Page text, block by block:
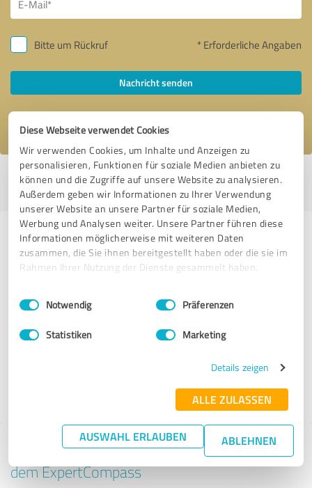
Diese Webseite verwendet Cookies
Wir verwenden Cookies, um Inhalte und Anzeigen zu
personalisieren, Funktionen für soziale Medien anbieten zu
können und die Zugriffe auf unsere Website zu analysieren.
Außerdem geben wir Informationen zu Ihrer Verwendung
unserer Website an unsere Partner für soziale Medien,
Werbung und Analysen weiter. Unsere Partner führen diese
Informationen möglicherweise mit weiteren Daten
zusammen, die Sie ihnen bereitgestellt haben oder die sie im
Rahmen Ihrer Nutzung der Dienste gesammelt haben.
Impressum Datenschutzbestimmungen
Einwilligungsauswahl
Notwendig Präferenzen
Statistiken Marketing
Details zeigen
ALLE ZULASSEN
AUSWAHL ERLAUBEN ABLEHNEN
Bitte um Rückruf * Erforderliche Angaben
Nachricht senden
Ich stimme den
Profil aktiv seit 28.06.2021 |Letzte Aktualisierung: 28.06.2021|Profil
melden
Erfahrungen zu weiteren
Anbietern aus dem Bereich
Öffentliche Oldenburg - Simon Rebitzer
Tipp: Die passenden Experten finden - mit
dem ExpertCompass